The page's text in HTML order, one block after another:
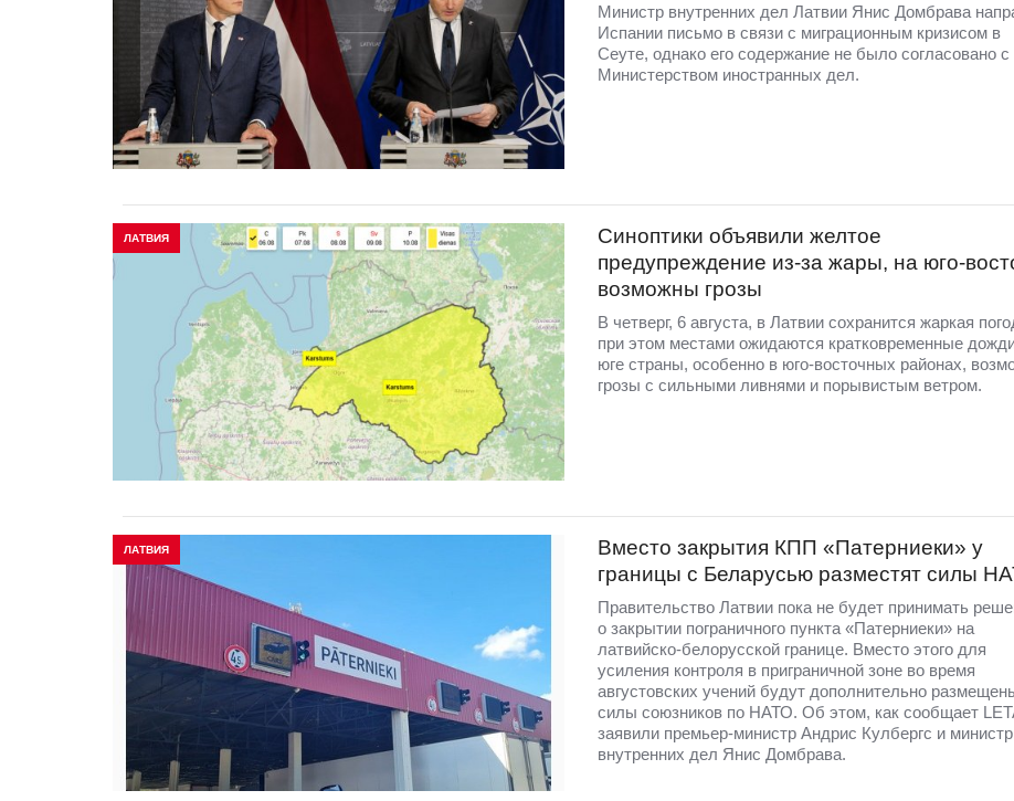
Министр внутренних дел Латвии Янис Домбрава
Испании письмо в связи с миграционным кризисом в
Сеуте, однако его содержание не было согласовано с
Министерством иностранных дел.
ЛАТВИЯ
Синоптики объявили желтое
предупреждение из-за жары, на юго-
возможны грозы
В четверг, 6 августа, в Латвии сохранится жаркая
при этом местами ожидаются кратковременные
юге страны, особенно в юго-восточных районах,
грозы с сильными ливнями и порывистым ветром.
ЛАТВИЯ
Вместо закрытия КПП «Патерниеки» у
границы с Беларусью разместят силы
Правительство Латвии пока не будет принимать
о закрытии пограничного пункта «Патерниеки» на
латвийско-белорусской границе. Вместо этого для
усиления контроля в приграничной зоне во время
августовских учений будут дополнительно
силы союзников по НАТО. Об этом, как сообщает
заявили премьер-министр Андрис Кулбергс и министр
внутренних дел Янис Домбрава.